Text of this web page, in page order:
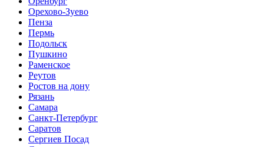
Орехово-Зуево
Пенза
Пермь
Подольск
Пушкино
Раменское
Реутов
Ростов на дону
Рязань
Самара
Санкт-Петербург
Саратов
Сергиев Посад